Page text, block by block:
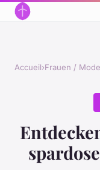
Accueil›Frauen / Mode